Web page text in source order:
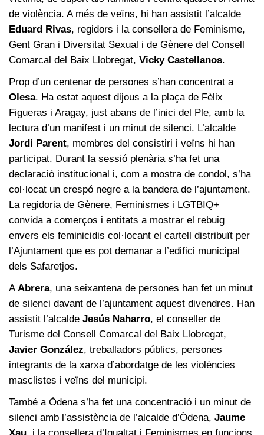
de violència. A més de veïns, hi han assistit l’alcalde
Eduard Rivas, regidors i la consellera de Feminisme,
Gent Gran i Diversitat Sexual i de Gènere del Consell
Comarcal del Baix Llobregat, Vicky Castellanos.
Prop d’un centenar de persones s’han concentrat a
Olesa. Ha estat aquest dijous a la plaça de Fèlix
Figueras i Aragay, just abans de l’inici del Ple, amb la
lectura d’un manifest i un minut de silenci. L’alcalde
Jordi Parent, membres del consistiri i veïns hi han
participat. Durant la sessió plenària s’ha fet una
declaració institucional i, com a mostra de condol, s’ha
col·locat un crespó negre a la bandera de l’ajuntament.
La regidoria de Gènere, Feminismes i LGTBIQ+
convida a comerços i entitats a mostrar el rebuig
envers els feminicidis col·locant el cartell distribuït per
l’Ajuntament que es pot demanar a l’edifici municipal
dels Safaretjos.
A Abrera, una seixantena de persones han fet un minut
de silenci davant de l’ajuntament aquest divendres. Han
assistit l’alcalde Jesús Naharro, el conseller de
Turisme del Consell Comarcal del Baix Llobregat,
Javier González, treballadors públics, persones
integrants de la xarxa d’abordatge de les violències
masclistes i veïns del municipi.
També a Òdena s’ha fet una concentració i un minut de
silenci amb l’assistència de l’alcalde d’Òdena, Jaume
Xau, i la consellera d’Igualtat i Feminismes en funcions,